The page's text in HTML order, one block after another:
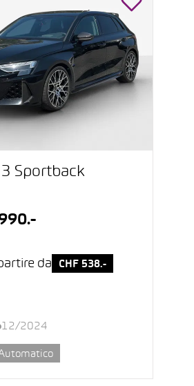
3 Sportback
da CHF 538.-
12/2024